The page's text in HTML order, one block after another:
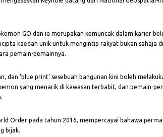
GO dan ia merupakan kemuncak dalam karier
kaedah unik untuk mengintip rakyat bukan sahaja
pemain-pemainnya.
dan ‘blue print’ sesebuah bangunan kini boleh
yang menarik di kawasan terbabit, dan pemain-
Order pada tahun 2016, mempercayai bahawa
bijak.